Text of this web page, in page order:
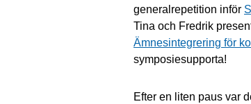
generalrepetition inför
Tina och Fredrik
Ämnesintegrering för
symposiesupporta!
Efter en liten paus var